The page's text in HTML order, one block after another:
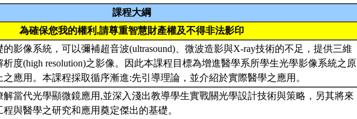
課程大綱
為確保您我的權利,請尊重智慧財產權及不得非法影印
的影像系統，可以彌補超音波(ultrasound)、微波造影與X-ray技術的不足，提供三維
析度(high resolution)之影像。因此本課程目標為增進醫學系所學生光學影像系統之原
之應用。本課程採取循序漸進:先引導理論，並介紹於實際醫學之應用。
解當代光學顯微鏡應用,並深入淺出教導學生實戰關光學設計技術與策略，另其將來
程與醫學之研究和應用奠定傑出的基礎。